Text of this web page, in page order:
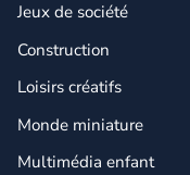
Jeux de société
Construction
Loisirs créatifs
Monde miniature
Multimédia enfant